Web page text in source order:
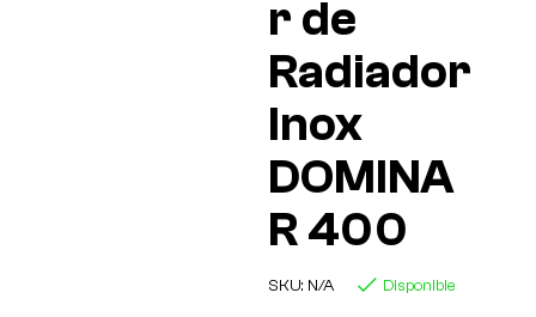
r de
Radiador
Inox
DOMINA
R 400
SKU: N/A Disponible